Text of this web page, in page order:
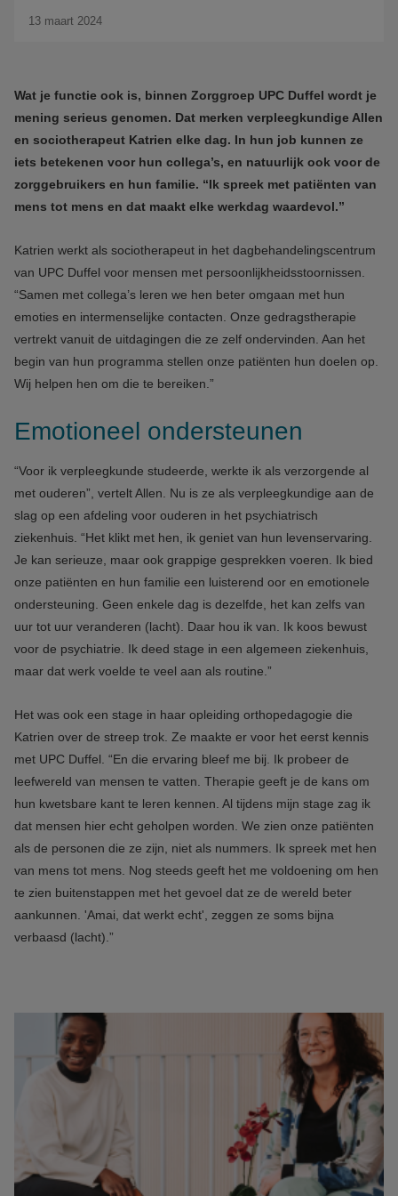
13 maart 2024
Wat je functie ook is, binnen Zorggroep UPC Duffel wordt je
mening serieus genomen. Dat merken verpleegkundige Allen
en sociotherapeut Katrien elke dag. In hun job kunnen ze
iets betekenen voor hun collega’s, en natuurlijk ook voor de
zorggebruikers en hun familie. “Ik spreek met patiënten van
mens tot mens en dat maakt elke werkdag waardevol.”
Katrien werkt als sociotherapeut in het dagbehandelingscentrum
van UPC Duffel voor mensen met persoonlijkheidsstoornissen.
“Samen met collega’s leren we hen beter omgaan met hun
emoties en intermenselijke contacten. Onze gedragstherapie
vertrekt vanuit de uitdagingen die ze zelf ondervinden. Aan het
begin van hun programma stellen onze patiënten hun doelen op.
Wij helpen hen om die te bereiken.”
Emotioneel ondersteunen
“Voor ik verpleegkunde studeerde, werkte ik als verzorgende al
met ouderen”, vertelt Allen. Nu is ze als verpleegkundige aan de
slag op een afdeling voor ouderen in het psychiatrisch
ziekenhuis. “Het klikt met hen, ik geniet van hun levenservaring.
Je kan serieuze, maar ook grappige gesprekken voeren. Ik bied
onze patiënten en hun familie een luisterend oor en emotionele
ondersteuning. Geen enkele dag is dezelfde, het kan zelfs van
uur tot uur veranderen (lacht). Daar hou ik van. Ik koos bewust
voor de psychiatrie. Ik deed stage in een algemeen ziekenhuis,
maar dat werk voelde te veel aan als routine.”
Het was ook een stage in haar opleiding orthopedagogie die
Katrien over de streep trok. Ze maakte er voor het eerst kennis
met UPC Duffel. “En die ervaring bleef me bij. Ik probeer de
leefwereld van mensen te vatten. Therapie geeft je de kans om
hun kwetsbare kant te leren kennen. Al tijdens mijn stage zag ik
dat mensen hier echt geholpen worden. We zien onze patiënten
als de personen die ze zijn, niet als nummers. Ik spreek met hen
van mens tot mens. Nog steeds geeft het me voldoening om hen
te zien buitenstappen met het gevoel dat ze de wereld beter
aankunnen. 'Amai, dat werkt echt', zeggen ze soms bijna
verbaasd (lacht).”